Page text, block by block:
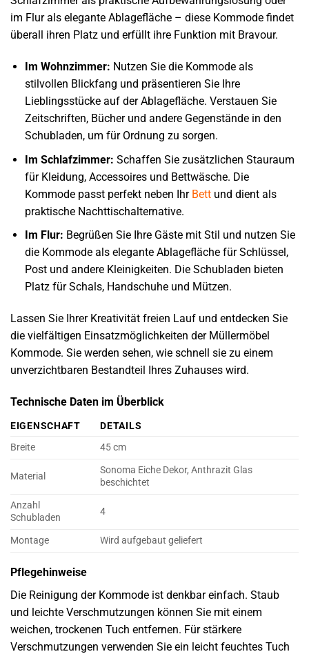
im Flur als elegante Ablagefläche – diese Kommode findet
überall ihren Platz und erfüllt ihre Funktion mit Bravour.
Im Wohnzimmer: Nutzen Sie die Kommode als
stilvollen Blickfang und präsentieren Sie Ihre
Lieblingsstücke auf der Ablagefläche. Verstauen Sie
Zeitschriften, Bücher und andere Gegenstände in den
Schubladen, um für Ordnung zu sorgen.
Im Schlafzimmer: Schaffen Sie zusätzlichen Stauraum
für Kleidung, Accessoires und Bettwäsche. Die
Kommode passt perfekt neben Ihr Bettund dient als
praktische Nachttischalternative.
Im Flur: Begrüßen Sie Ihre Gäste mit Stil und nutzen Sie
die Kommode als elegante Ablagefläche für Schlüssel,
Post und andere Kleinigkeiten. Die Schubladen bieten
Platz für Schals, Handschuhe und Mützen.
Lassen Sie Ihrer Kreativität freien Lauf und entdecken Sie
die vielfältigen Einsatzmöglichkeiten der Müllermöbel
Kommode. Sie werden sehen, wie schnell sie zu einem
unverzichtbaren Bestandteil Ihres Zuhauses wird.
Technische Daten im Überblick
EIGENSCHAFT
DETAILS
Breite
45 cm
Material
Sonoma Eiche Dekor, Anthrazit Glas
beschichtet
Anzahl
Schubladen
4
Montage Wird aufgebaut geliefert
Pflegehinweise
Die Reinigung der Kommode ist denkbar einfach. Staub
und leichte Verschmutzungen können Sie mit einem
weichen, trockenen Tuch entfernen. Für stärkere
Verschmutzungen verwenden Sie ein leicht feuchtes Tuch